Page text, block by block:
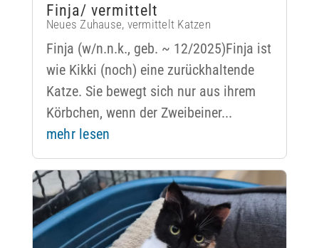
Finja/ vermittelt
Neues Zuhause, vermittelt Katzen
Finja (w/n.n.k., geb. ~ 12/2025)Finja ist
wie Kikki (noch) eine zurückhaltende
Katze. Sie bewegt sich nur aus ihrem
Körbchen, wenn der Zweibeiner...
mehr lesen